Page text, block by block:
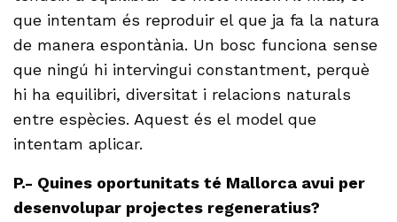
que intentam és reproduir el que ja fa la natura
de manera espontània. Un bosc funciona sense
que ningú hi intervingui constantment, perquè
hi ha equilibri, diversitat i relacions naturals
entre espècies. Aquest és el model que
intentam aplicar.
P.- Quines oportunitats té Mallorca avui per
desenvolupar projectes regeneratius?